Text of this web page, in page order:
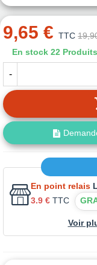
9,65 € TTC
En stock 22 Produits
-
En point relais
3.9 € TTC
Voir